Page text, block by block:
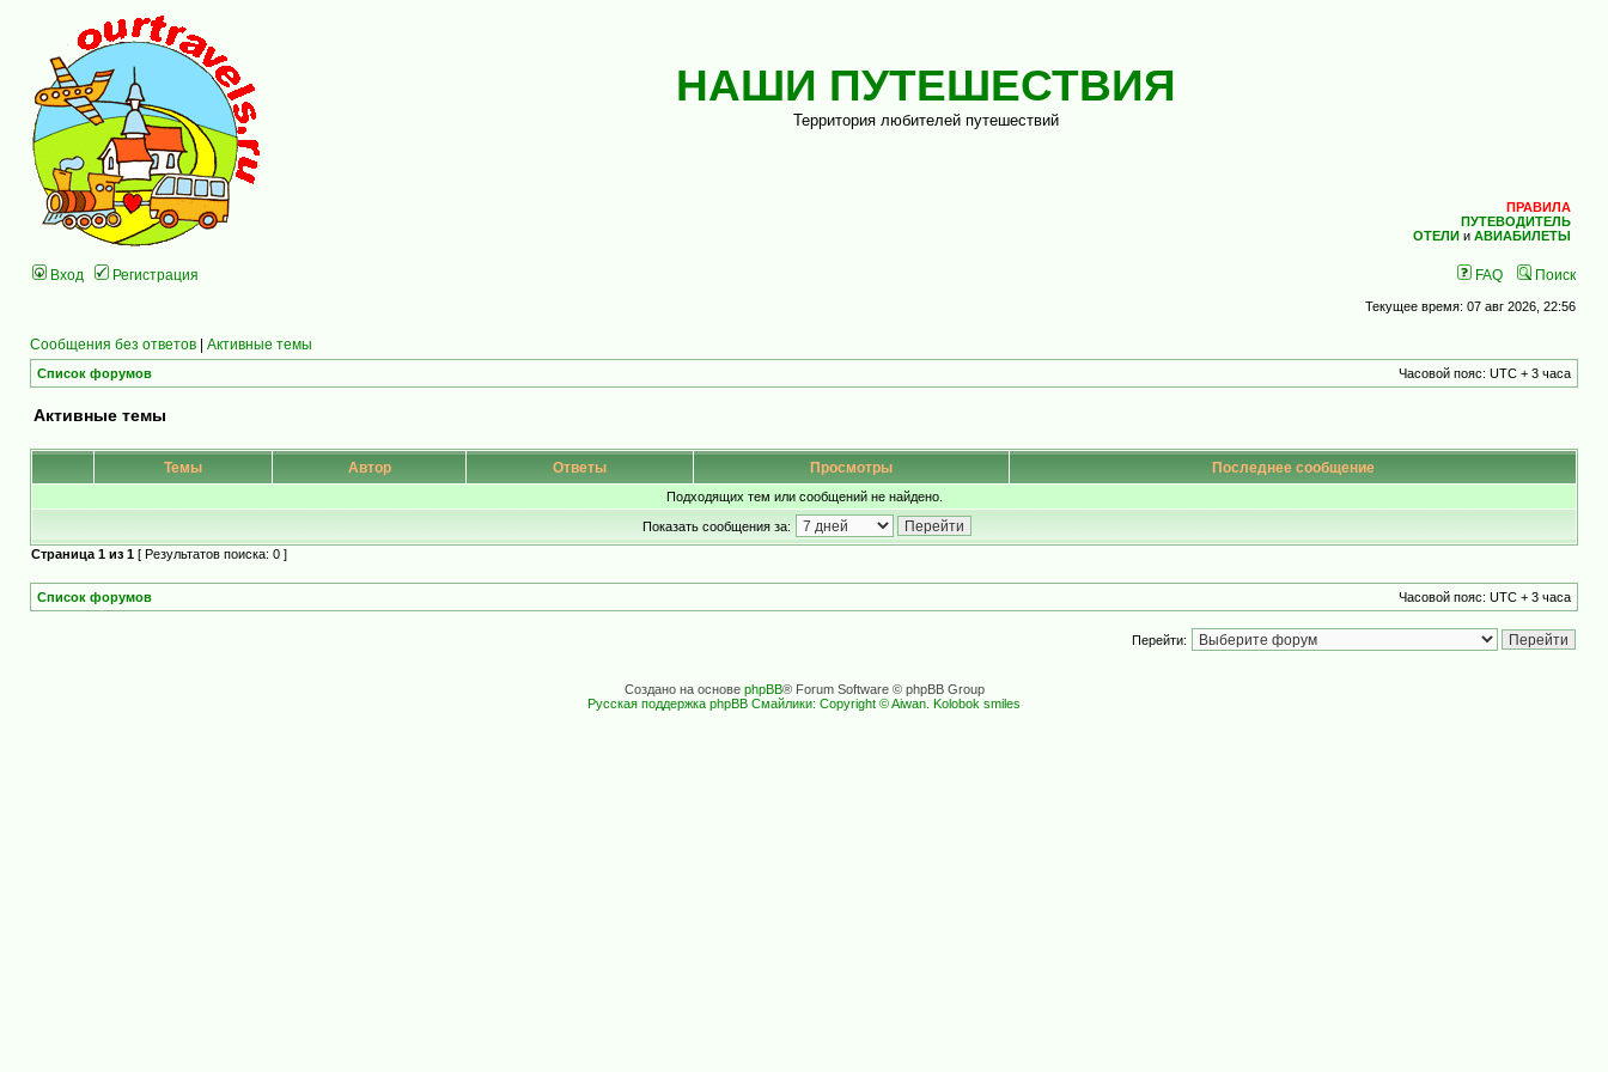
НАШИ ПУТЕШЕСТВИЯ
Территория любителей путешествий
ПРАВИЛА
ПУТЕВОДИТЕЛЬ
ОТЕЛИ и АВИАБИЛЕТЫ
Вход Регистрация FAQ Поиск
Текущее время: 07 авг 2026, 22:56
Сообщения без ответов | Активные темы
Список форумов Часовой пояс: UTC + 3 часа
Активные темы
Темы Автор Ответы Просмотры Последнее сообщение
Подходящих тем или сообщений не найдено.
Показать сообщения за:
Страница 1 из 1 [ Результатов поиска: 0 ]
Список форумов Часовой пояс: UTC + 3 часа
Перейти:
Создано на основе phpBB® Forum Software © phpBB Group
Русская поддержка phpBB Смайлики: Copyright © Aiwan. Kolobok smiles